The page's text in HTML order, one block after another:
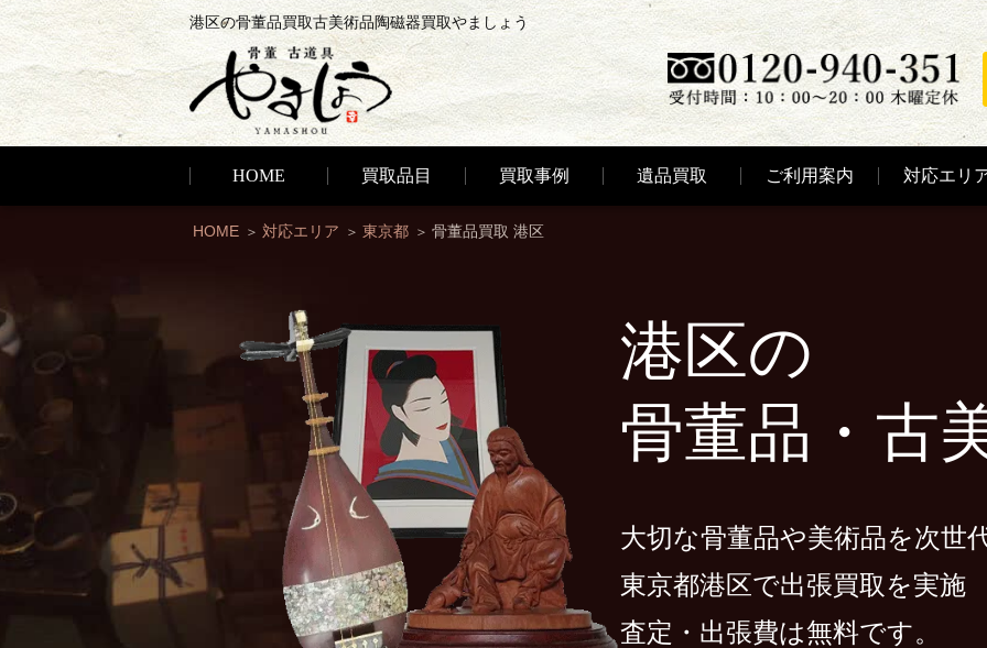
港区の骨董品買取古美術品陶磁器買取やましょう
HOME 買取品目 買取事例 遺品買取 ご利用案内 対応エリ
HOME 対応エリア 東京都 骨董品買取 港区
港区の
骨董品・古
大切な骨董品や美術品を次世
東京都港区で出張買取を実施
査定・出張費は無料です。